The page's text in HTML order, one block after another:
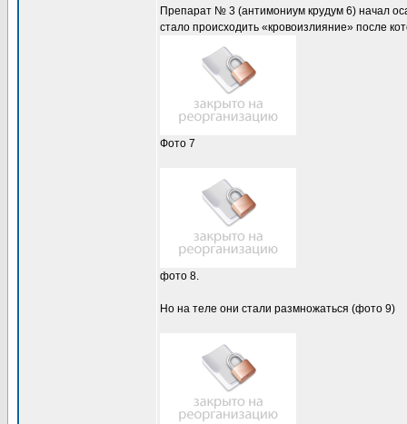
Препарат № 3 (антимониум крудум 6) начал
стало происходить «кровоизлияние» после
Фото 7
фото 8.
Но на теле они стали размножаться (фото 9)